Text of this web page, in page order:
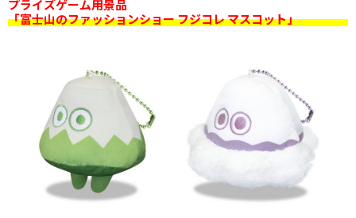
プライズゲーム用景品
「富士山のファッションショー フジコレ マスコット」